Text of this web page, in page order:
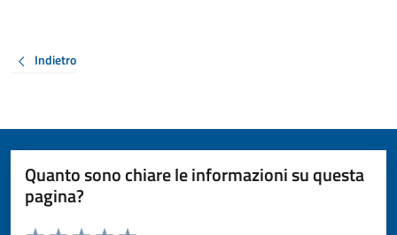
Indietro
Quanto sono chiare le informazioni su questa
pagina?
Valuta da 1 a 5 stelle la pagina